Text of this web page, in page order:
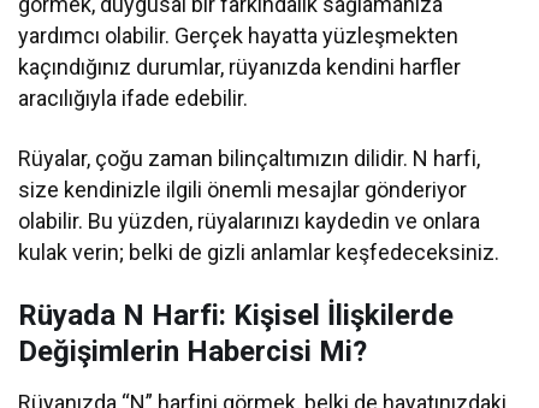
yardımcı olabilir. Gerçek hayatta yüzleşmekten
kaçındığınız durumlar, rüyanızda kendini harfler
aracılığıyla ifade edebilir.
Rüyalar, çoğu zaman bilinçaltımızın dilidir. N harfi,
size kendinizle ilgili önemli mesajlar gönderiyor
olabilir. Bu yüzden, rüyalarınızı kaydedin ve onlara
kulak verin; belki de gizli anlamlar keşfedeceksiniz.
Rüyada N Harfi: Kişisel İlişkilerde
Değişimlerin Habercisi Mi?
Rüyanızda “N” harfini görmek, belki de hayatınızdaki